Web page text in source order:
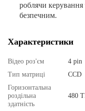
роблячи керування
безпечним.
Характеристики
Відео роз'єм
4 рin
Тип матриці
CCD
Горизонтальна
роздільна
здатність
480